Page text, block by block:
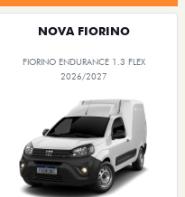
NOVA FIORINO
FIORINO ENDURANCE 1.3 FLEX
2026/2027